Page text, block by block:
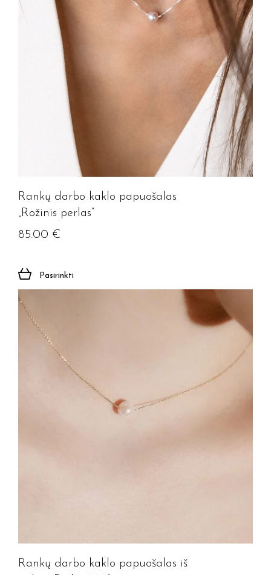
Rankų darbo kaklo papuošalas
„Rožinis perlas”
85.00 €
Pasirinkti
Rankų darbo kaklo papuošalas iš